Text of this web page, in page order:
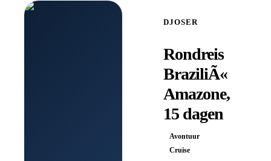
DJOSER
Rondreis
BraziliÃ«
Amazone,
15 dagen
Avontuur
Cruise